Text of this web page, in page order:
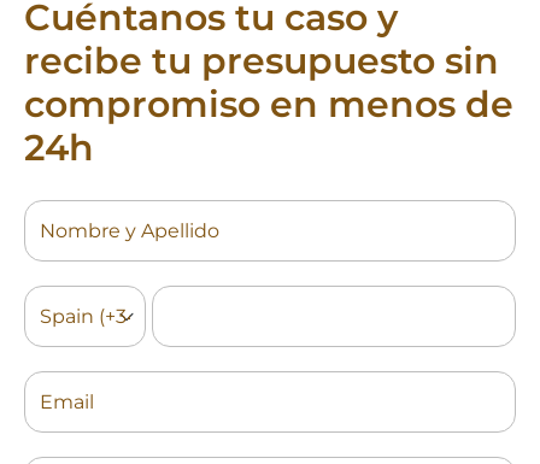
Cuéntanos tu caso y
recibe tu presupuesto sin
compromiso en menos de
24h